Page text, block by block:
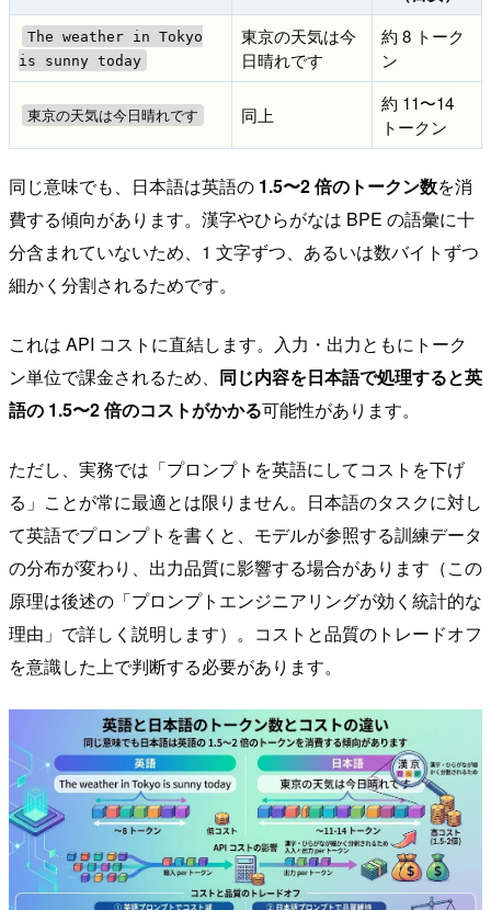
The weather in Tokyo
is sunny today
東京の天気は今
日晴れです
約 8 トーク
ン
東京の天気は今日晴れです 同上
約 11〜14
トークン
同じ意味でも、日本語は英語の 1.5〜2 倍のトークン数を消
費する傾向があります。漢字やひらがなは BPE の語彙に十
分含まれていないため、1 文字ずつ、あるいは数バイトずつ
細かく分割されるためです。
これは API コストに直結します。入力・出力ともにトーク
ン単位で課金されるため、 同じ内容を日本語で処理すると英
語の 1.5〜2 倍のコストがかかる可能性があります。
ただし、実務では「プロンプトを英語にしてコストを下げ
る」ことが常に最適とは限りません。日本語のタスクに対し
て英語でプロンプトを書くと、モデルが参照する訓練データ
の分布が変わり、出力品質に影響する場合があります（この
原理は後述の「プロンプトエンジニアリングが効く統計的な
理由」で詳しく説明します）。コストと品質のトレードオフ
を意識した上で判断する必要があります。